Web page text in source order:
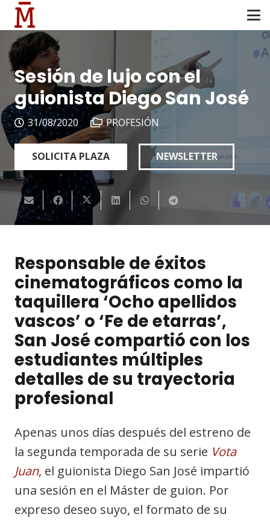
Sesión de lujo con el
guionista Diego San José
31/08/2020 PROFESIÓN
SOLICITA PLAZA NEWSLETTER
Responsable de éxitos
cinematográficos como la
taquillera ‘Ocho apellidos
vascos’ o ‘Fe de etarras’,
San José compartió con los
estudiantes múltiples
detalles de su trayectoria
profesional
Apenas unos días después del estreno de
la segunda temporada de su serie Vota
Juan, el guionista Diego San José impartió
una sesión en el Máster de guion. Por
expreso deseo suyo, el formato de su